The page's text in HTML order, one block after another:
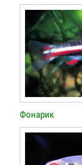
Фонарик